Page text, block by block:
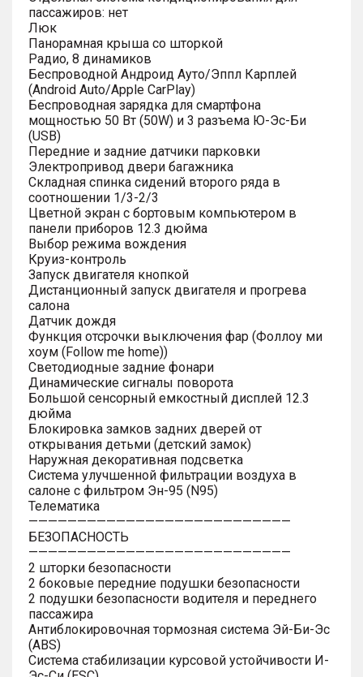
пассажиров: нет
Люк
Панорамная крыша со шторкой
Радио, 8 динамиков
Беспроводной Андроид Ауто/Эппл Карплей
(Android Auto/Apple CarPlay)
Беспроводная зарядка для смартфона
мощностью 50 Вт (50W) и 3 разъема Ю-Эс-Би
(USB)
Передние и задние датчики парковки
Электропривод двери багажника
Складная спинка сидений второго ряда в
соотношении 1/3-2/3
Цветной экран с бортовым компьютером в
панели приборов 12.3 дюйма
Выбор режима вождения
Круиз-контроль
Запуск двигателя кнопкой
Дистанционный запуск двигателя и прогрева
салона
Датчик дождя
Функция отсрочки выключения фар (Фоллоу ми
хоум (Follow me home))
Светодиодные задние фонари
Динамические сигналы поворота
Большой сенсорный емкостный дисплей 12.3
дюйма
Блокировка замков задних дверей от
открывания детьми (детский замок)
Наружная декоративная подсветка
Система улучшенной фильтрации воздуха в
салоне с фильтром Эн-95 (N95)
Телематика
———————————————————————————
БЕЗОПАСНОСТЬ
———————————————————————————
2 шторки безопасности
2 боковые передние подушки безопасности
2 подушки безопасности водителя и переднего
пассажира
Антиблокировочная тормозная система Эй-Би-Эс
(ABS)
Система стабилизации курсовой устойчивости И-